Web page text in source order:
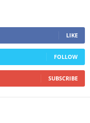
LIKE
FOLLOW
SUBSCRIBE